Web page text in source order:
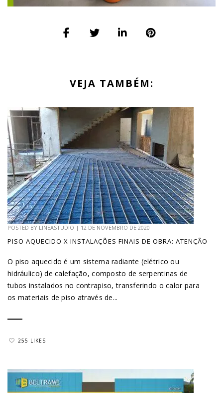
VEJA TAMBÉM:
POSTED BY LINEASTUDIO | 12 DE NOVEMBRO DE 2020
PISO AQUECIDO X INSTALAÇÕES FINAIS DE OBRA: ATENÇÃO
O piso aquecido é um sistema radiante (elétrico ou
hidráulico) de calefação, composto de serpentinas de
tubos instalados no contrapiso, transferindo o calor para
os materiais de piso através de...
255 LIKES